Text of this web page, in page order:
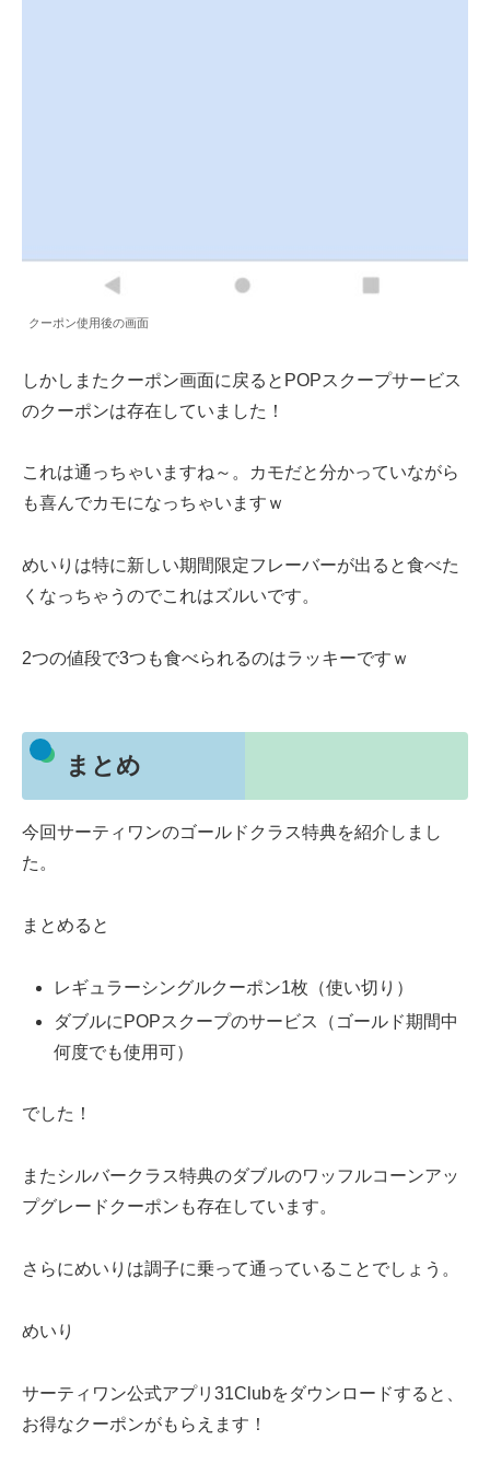
クーポン使用後の画面
しかしまたクーポン画面に戻るとPOPスクープサービス
のクーポンは存在していました！
これは通っちゃいますね～。カモだと分かっていながら
も喜んでカモになっちゃいますｗ
めいりは特に新しい期間限定フレーバーが出ると食べた
くなっちゃうのでこれはズルいです。
2つの値段で3つも食べられるのはラッキーですｗ
まとめ
今回サーティワンのゴールドクラス特典を紹介しまし
た。
まとめると
レギュラーシングルクーポン1枚（使い切り）
ダブルにPOPスクープのサービス（ゴールド期間中
何度でも使用可）
でした！
またシルバークラス特典のダブルのワッフルコーンアッ
プグレードクーポンも存在しています。
さらにめいりは調子に乗って通っていることでしょう。
めいり
サーティワン公式アプリ31Clubをダウンロードすると、
お得なクーポンがもらえます！